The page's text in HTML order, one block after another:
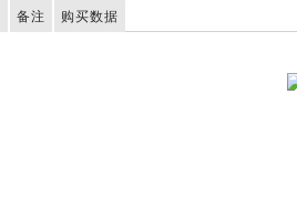
备注 购买数据